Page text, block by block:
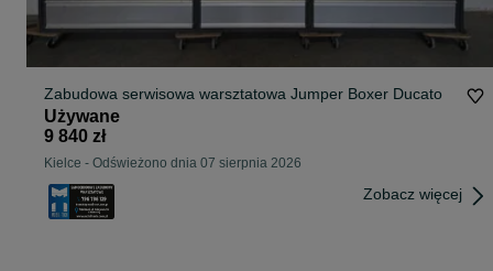
Zabudowa serwisowa warsztatowa Jumper Boxer Ducato
Używane
9 840 zł
Kielce - Odświeżono dnia 07 sierpnia 2026
Zobacz więcej